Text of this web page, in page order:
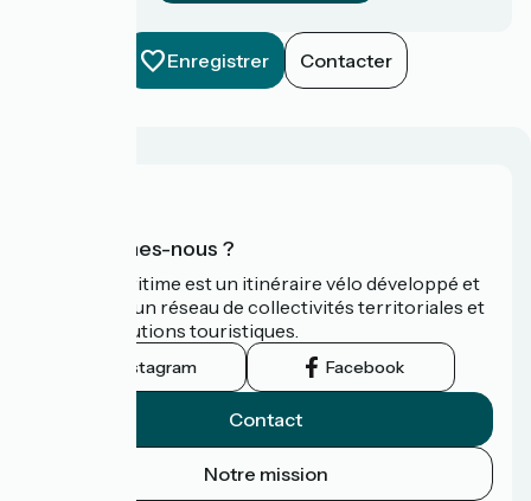
Enregistrer Contacter
Qui sommes-nous ?
La Vélomaritime est un itinéraire vélo développé et
promu par un réseau de collectivités territoriales et
leurs institutions touristiques.
Instagram Facebook
Contact
Notre mission